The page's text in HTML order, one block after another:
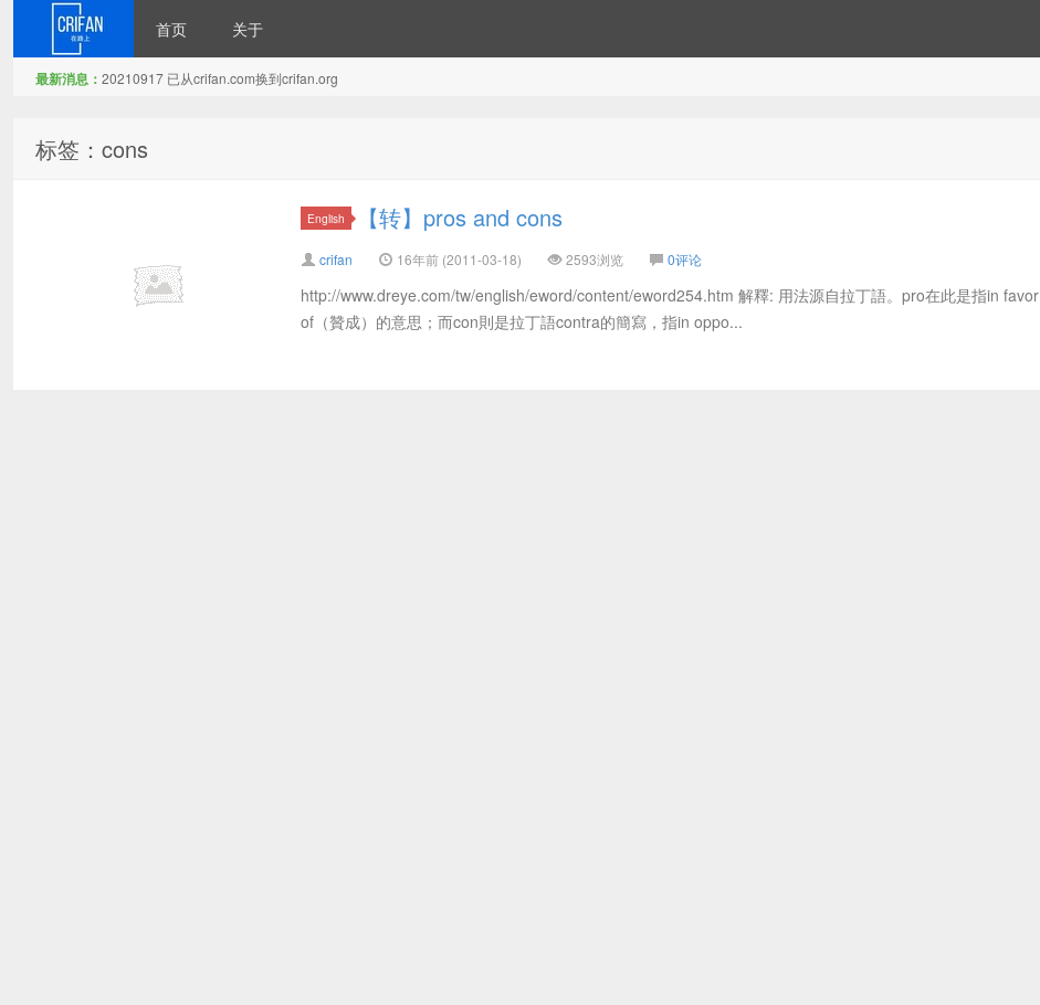
首页 关于
最新消息： 20210917 已从crifan.com换到crifan.org
标签：cons
English 【转】pros and cons
crifan 16年前 (2011-03-18) 2593浏览 0评论
http://www.dreye.com/tw/english/eword/content/eword254.htm 解釋: 用法源自拉丁語。pro在此是指in favor
of（贊成）的意思；而con則是拉丁語contra的簡寫，指in oppo...